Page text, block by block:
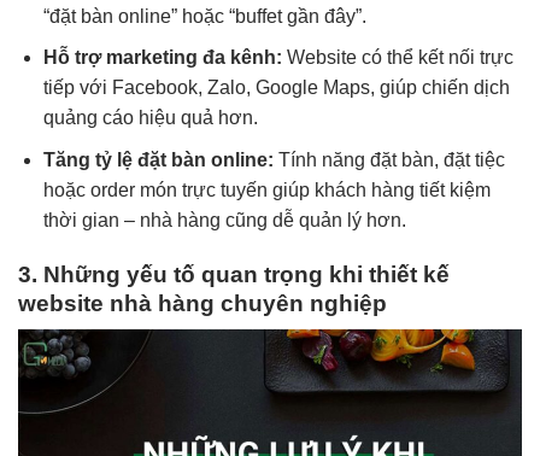
“đặt bàn online” hoặc “buffet gần đây”.
Hỗ trợ marketing đa kênh: Website có thể kết nối trực
tiếp với Facebook, Zalo, Google Maps, giúp chiến dịch
quảng cáo hiệu quả hơn.
Tăng tỷ lệ đặt bàn online: Tính năng đặt bàn, đặt tiệc
hoặc order món trực tuyến giúp khách hàng tiết kiệm
thời gian – nhà hàng cũng dễ quản lý hơn.
3. Những yếu tố quan trọng khi thiết kế
website nhà hàng chuyên nghiệp